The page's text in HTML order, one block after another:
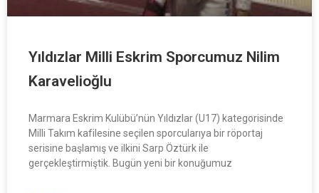
Yıldızlar Milli Eskrim Sporcumuz Nilim
Karavelioğlu
Marmara Eskrim Kulübü’nün Yıldızlar (U17) kategorisinde
Milli Takım kafilesine seçilen sporcularıya bir röportaj
serisine başlamış ve ilkini Sarp Öztürk ile
gerçekleştirmiştik. Bugün yeni bir konuğumuz